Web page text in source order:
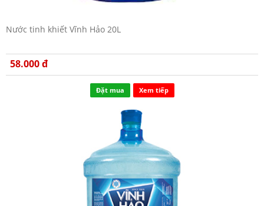
Nước tinh khiết Vĩnh Hảo 20L
58.000 đ
Đặt mua Xem tiếp